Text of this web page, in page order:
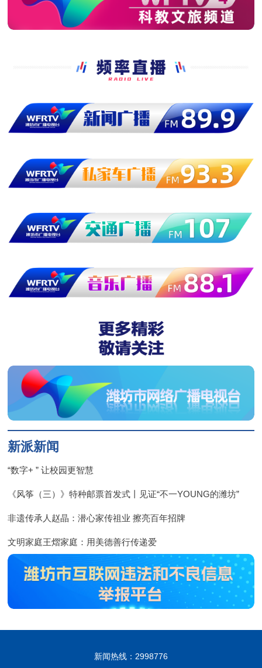
新派新闻
“数字+ ” 让校园更智慧
《风筝（三）》特种邮票首发式丨见证“不一YOUNG的潍坊”
非遗传承人赵晶：潜心家传祖业 擦亮百年招牌
文明家庭王熠家庭：用美德善行传递爱
新闻热线：2998776